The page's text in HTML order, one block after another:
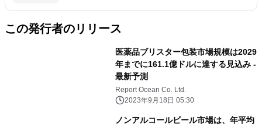
この発行者のリリース
医薬品ブリスター包装市場規模は2029
年までに161.1億ドルに達する見込み -
最新予測
Report Ocean Co. Ltd.
2023年9月18日 05:30
ノンアルコールビール市場は、年平均